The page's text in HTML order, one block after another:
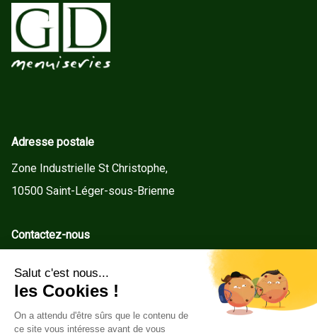
Adresse postale
Zone Industrielle St Christophe,
10500 Saint-Léger-sous-Brienne
Contactez-nous
Tel : +33(0)3 25 92 78 60
Service client